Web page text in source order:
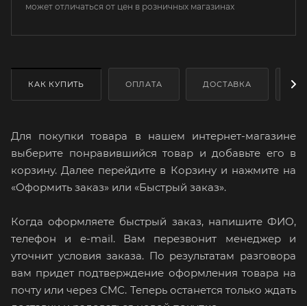
может отличаться от цен в розничных магазинах
КАК КУПИТЬ ОПЛАТА ДОСТАВКА
Для покупки товара в нашем интернет-магазине
выберите понравившийся товар и добавьте его в
корзину. Далее перейдите в Корзину и нажмите на
«Оформить заказ» или «Быстрый заказ».
Когда оформляете быстрый заказ, напишите ФИО,
телефон и e-mail. Вам перезвонит менеджер и
уточнит условия заказа. По результатам разговора
вам придет подтверждение оформления товара на
почту или через СМС. Теперь останется только ждать